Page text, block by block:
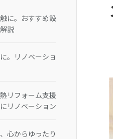
に。おすすめ設
説
。リノベーショ
リフォーム支援
リノベーション
心からゆったり